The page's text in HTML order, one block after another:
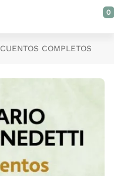
0
CUENTOS COMPLETOS